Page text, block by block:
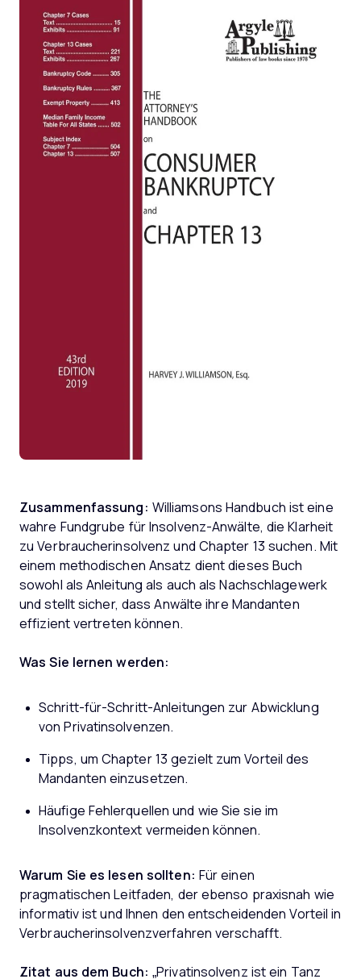
Zusammenfassung: Williamsons Handbuch ist eine
wahre Fundgrube für Insolvenz-Anwälte, die Klarheit
zu Verbraucherinsolvenz und Chapter 13 suchen. Mit
einem methodischen Ansatz dient dieses Buch
sowohl als Anleitung als auch als Nachschlagewerk
und stellt sicher, dass Anwälte ihre Mandanten
effizient vertreten können.
Was Sie lernen werden:
Schritt-für-Schritt-Anleitungen zur Abwicklung
von Privatinsolvenzen.
Tipps, um Chapter 13 gezielt zum Vorteil des
Mandanten einzusetzen.
Häufige Fehlerquellen und wie Sie sie im
Insolvenzkontext vermeiden können.
Warum Sie es lesen sollten: Für einen
pragmatischen Leitfaden, der ebenso praxisnah wie
informativ ist und Ihnen den entscheidenden Vorteil in
Verbraucherinsolvenzverfahren verschafft.
Zitat aus dem Buch: „Privatinsolvenz ist ein Tanz